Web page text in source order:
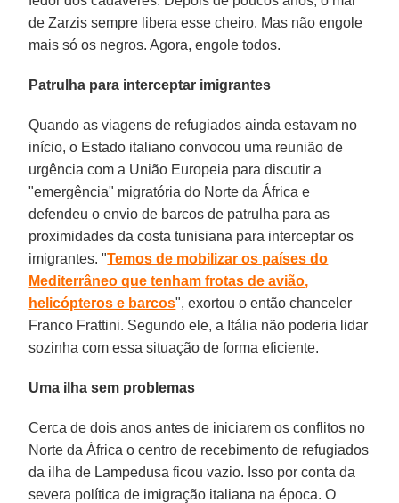
de Zarzis sempre libera esse cheiro. Mas não engole
mais só os negros. Agora, engole todos.
Patrulha para interceptar imigrantes
Quando as viagens de refugiados ainda estavam no
início, o Estado italiano convocou uma reunião de
urgência com a União Europeia para discutir a
"emergência" migratória do Norte da África e
defendeu o envio de barcos de patrulha para as
proximidades da costa tunisiana para interceptar os
imigrantes. "Temos de mobilizar os países do
Mediterrâneo que tenham frotas de avião,
helicópteros e barcos", exortou o então chanceler
Franco Frattini. Segundo ele, a Itália não poderia lidar
sozinha com essa situação de forma eficiente.
Uma ilha sem problemas
Cerca de dois anos antes de iniciarem os conflitos no
Norte da África o centro de recebimento de refugiados
da ilha de Lampedusa ficou vazio. Isso por conta da
severa política de imigração italiana na época. O